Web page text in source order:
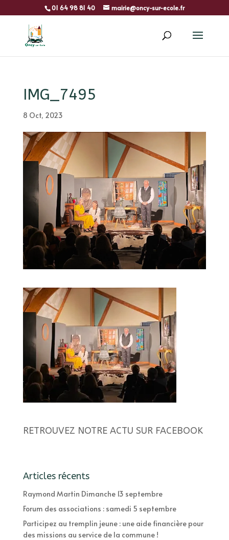
01 64 98 81 40 mairie@oncy-sur-ecole.fr
IMG_7495
8 Oct, 2023
RETROUVEZ NOTRE ACTU SUR FACEBOOK
Articles récents
Raymond Martin Dimanche 13 septembre
Forum des associations : samedi 5 septembre
Participez au tremplin jeune : une aide financière pour
des missions au service de la commune !